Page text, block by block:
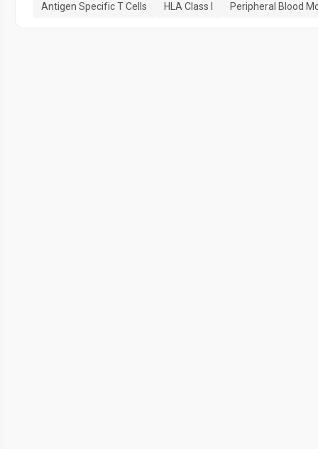
Antigen Specific T Cells
HLA Class I Peripheral Blood